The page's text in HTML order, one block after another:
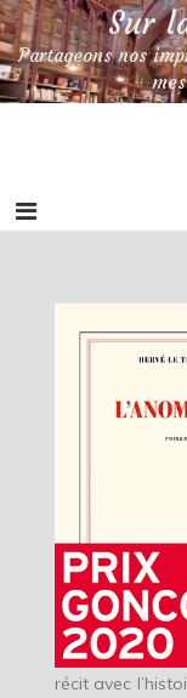
Skip
to
content
Sur
Partageons nos
récit avec